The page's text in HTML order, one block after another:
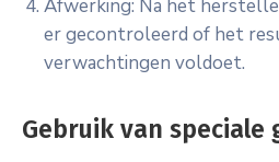
Afwerking: Na het
er gecontroleerd of het
verwachtingen voldoet.
Gebruik van speciale